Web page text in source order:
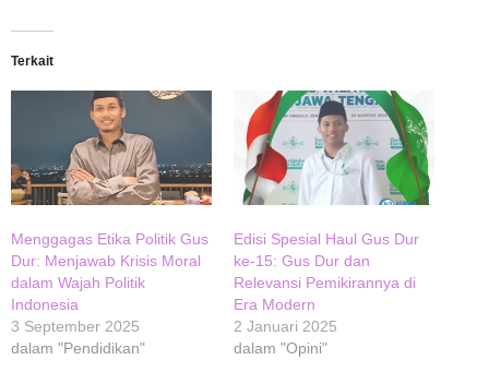
Terkait
Menggagas Etika Politik Gus
Dur: Menjawab Krisis Moral
dalam Wajah Politik
Indonesia
3 September 2025
dalam "Pendidikan"
Edisi Spesial Haul Gus Dur
ke-15: Gus Dur dan
Relevansi Pemikirannya di
Era Modern
2 Januari 2025
dalam "Opini"